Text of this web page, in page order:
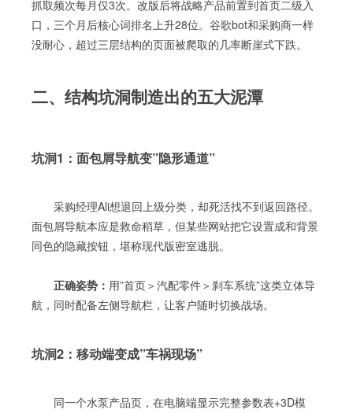
抓取频次每月仅3次。改版后将战略产品前置到首页二级入
口，三个月后核心词排名上升28位。谷歌bot和采购商一样
没耐心，超过三层结构的页面被爬取的几率断崖式下跌。
二、结构坑洞制造出的五大泥潭
坑洞1：面包屑导航变”隐形通道”
采购经理Ali想退回上级分类，却死活找不到返回路径。
面包屑导航本应是救命稻草，但某些网站把它设置成和背景
同色的隐藏按钮，堪称现代版密室逃脱。
正确姿势： 用”首页＞汽配零件＞刹车系统”这类立体导
航，同时配备左侧导航栏，让客户随时切换战场。
坑洞2：移动端变成”车祸现场”
同一个水泵产品页，在电脑端显示完整参数表+3D模